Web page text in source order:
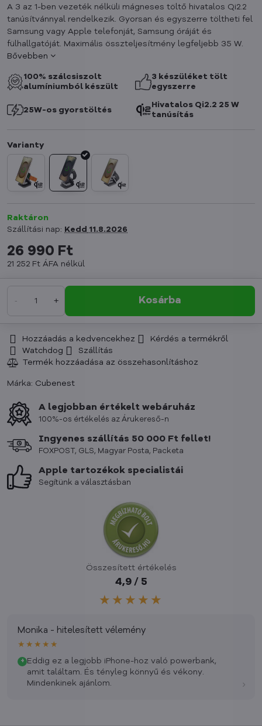
A 3 az 1-ben vezeték nélküli mágneses töltő hivatalos Qi2.2
tanúsítvánnyal rendelkezik. Gyorsan és egyszerre töltheti fel
Samsung vagy Apple telefonját, Samsung óráját és
fülhallgatóját. Maximális összteljesítmény legfeljebb 35 W.
Bővebben
100% szálcsiszolt
alumíniumból készült
3 készüléket tölt
egyszerre
25W-os gyorstöltés
Hivatalos Qi2.2 25 W
tanúsítás
Raktáron
Szállítási nap: Kedd 11.8.2026
26 990 Ft
21 252 Ft ÁFA nélkül
Kosárba
Hozzáadás a kedvencekhez
Kérdés a termékről
Watchdog
Szállítás
Márka: Cubenest
A legjobban értékelt webáruház
100%-os értékelés az Árukereső-n
Ingyenes szállítás 50 000 Ft fellet!
FOXPOST, GLS, Magyar Posta, Packeta
Apple tartozékok specialistái
Segítünk a választásban
Összesített értékelés
4,9 / 5
★★★★★
Monika - hitelesített vélemény
★★★★★
+ Eddig ez a legjobb iPhone-hoz való powerbank,
amit találtam. És tényleg könnyű és vékony.
Mindenkinek ajánlom.
›